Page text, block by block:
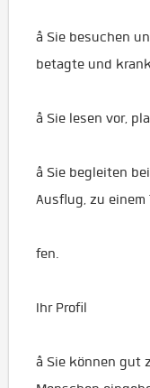
â Sie besuchen
betagte und
â Sie lesen vor,
â Sie begleiten
Ausflug, zu
fen.
Ihr Profil
â Sie können